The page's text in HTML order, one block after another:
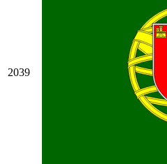
2039